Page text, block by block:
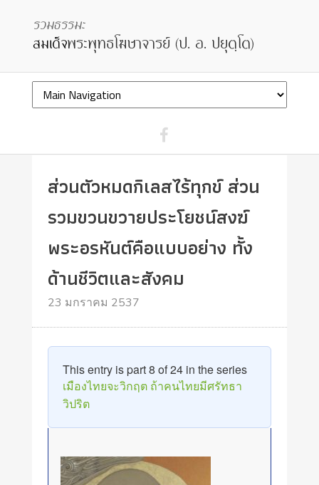
ส่วนตัวหมดกิเลสไร้ทุกข์ ส่วน
รวมขวนขวายประโยชน์สงฆ์
พระอรหันต์คือแบบอย่าง ทั้ง
ด้านชีวิตและสังคม
23 มกราคม 2537
This entry is part 8 of 24 in the series
เมืองไทยจะวิกฤต ถ้าคนไทยมีศรัทธา
วิปริต